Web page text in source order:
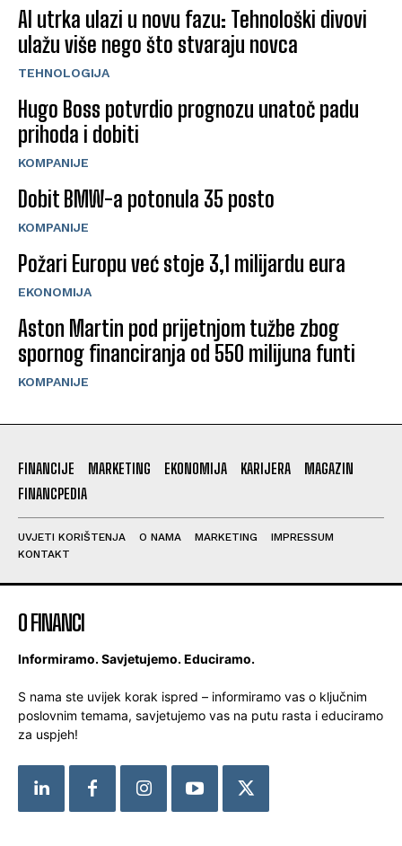
AI utrka ulazi u novu fazu: Tehnološki divovi
ulažu više nego što stvaraju novca
TEHNOLOGIJA
Hugo Boss potvrdio prognozu unatoč padu
prihoda i dobiti
KOMPANIJE
Dobit BMW-a potonula 35 posto
KOMPANIJE
Požari Europu već stoje 3,1 milijardu eura
EKONOMIJA
Aston Martin pod prijetnjom tužbe zbog
spornog financiranja od 550 milijuna funti
KOMPANIJE
FINANCIJE MARKETING EKONOMIJA KARIJERA
MAGAZIN
FINANCPEDIA
UVJETI KORIŠTENJA O NAMA MARKETING
IMPRESSUM
KONTAKT
O FINANCI
Informiramo. Savjetujemo. Educiramo.
S nama ste uvijek korak ispred – informiramo vas o ključnim
poslovnim temama, savjetujemo vas na putu rasta i educiramo
za uspjeh!